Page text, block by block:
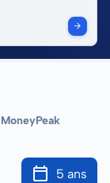
MoneyPeak
5 ans